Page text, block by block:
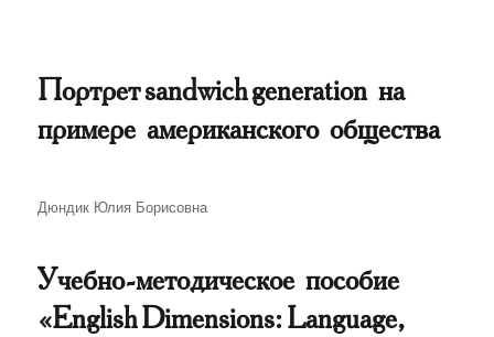
Портрет sandwich generation на
примере американского общества
Автор
Дюндик Юлия Борисовна
Учебно-методическое пособие
«English Dimensions: Language,